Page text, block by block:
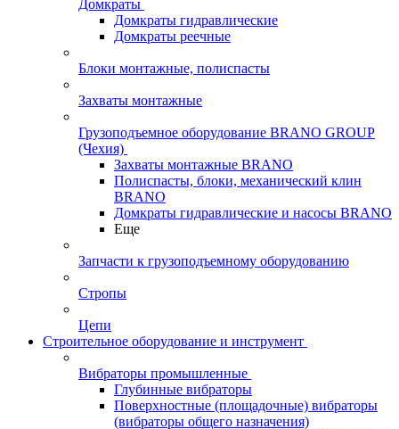
Домкраты
Домкраты гидравлические
Домкраты реечные
Блоки монтажные, полиспасты
Захваты монтажные
Грузоподъемное оборудование BRANO GROUP
(Чехия)
Захваты монтажные BRANO
Полиспасты, блоки, механический клин
BRANO
Домкраты гидравлические и насосы BRANO
Еще
Запчасти к грузоподъемному оборудованию
Стропы
Цепи
Строительное оборудование и инструмент
Вибраторы промышленные
Глубинные вибраторы
Поверхностные (площадочные) вибраторы
(вибраторы общего назначения)